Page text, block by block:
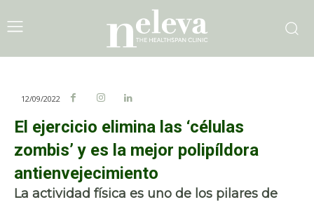
12/09/2022
El ejercicio elimina las ‘células
zombis’ y es la mejor polipíldora
antienvejecimiento
La actividad física es uno de los pilares de